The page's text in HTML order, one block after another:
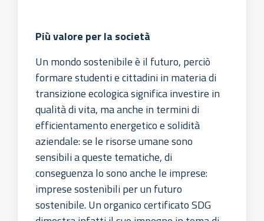
Più valore per la società
Un mondo sostenibile è il futuro, perciò
formare studenti e cittadini in materia di
transizione ecologica significa investire in
qualità di vita, ma anche in termini di
efficientamento energetico e solidità
aziendale: se le risorse umane sono
sensibili a queste tematiche, di
conseguenza lo sono anche le imprese:
imprese sostenibili per un futuro
sostenibile. Un organico certificato SDG